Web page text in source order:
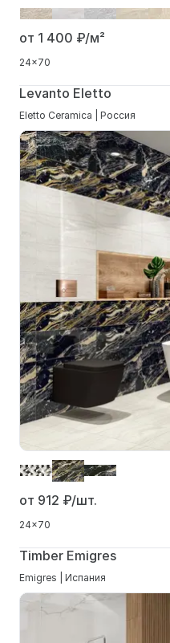
от 1 400 ₽/м²
24x70
Levanto Eletto
Eletto Ceramica | Россия
от 912 ₽/шт.
24x70
Timber Emigres
Emigres | Испания